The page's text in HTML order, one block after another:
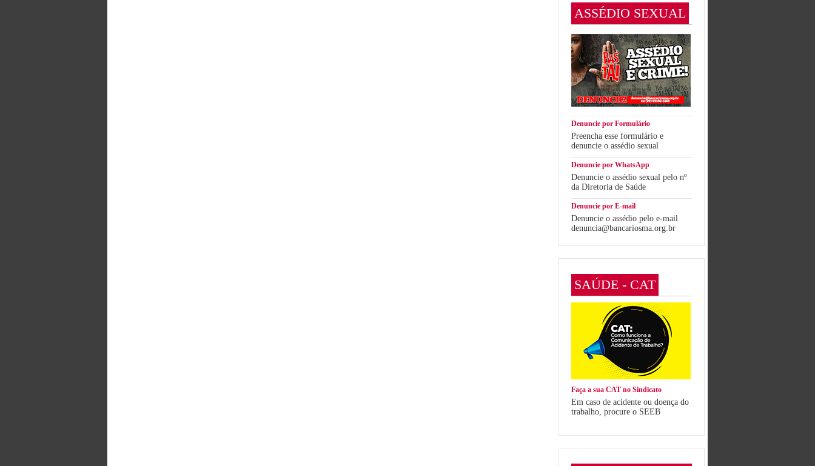
ASSÉDIO SEXUAL
Denuncie por Formulário
Preencha esse formulário e
denuncie o assédio sexual
Denuncie por WhatsApp
Denuncie o assédio sexual pelo nº
da Diretoria de Saúde
Denuncie por E-mail
Denuncie o assédio pelo e-mail
denuncia@bancariosma.org.br
SAÚDE - CAT
Faça a sua CAT no Sindicato
Em caso de acidente ou doença do
trabalho, procure o SEEB